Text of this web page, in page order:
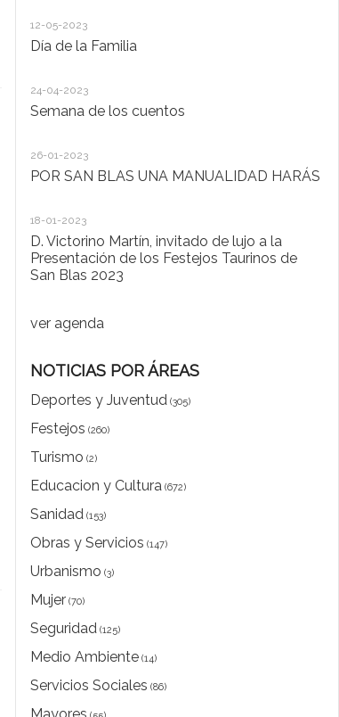
12-05-2023
Día de la Familia
24-04-2023
Semana de los cuentos
26-01-2023
POR SAN BLAS UNA MANUALIDAD HARÁS
18-01-2023
D. Victorino Martín, invitado de lujo a la
Presentación de los Festejos Taurinos de
San Blas 2023
ver agenda
NOTICIAS POR ÁREAS
Deportes y Juventud(305)
Festejos (260)
Turismo (2)
Educacion y Cultura(672)
Sanidad(153)
Obras y Servicios (147)
Urbanismo (3)
Mujer(70)
Seguridad(125)
Medio Ambiente(14)
Servicios Sociales (86)